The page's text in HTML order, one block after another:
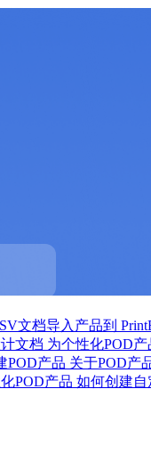
文档导入产品到
文档 为个性化POD
POD产品 关于POD产
POD产品 如何创建自